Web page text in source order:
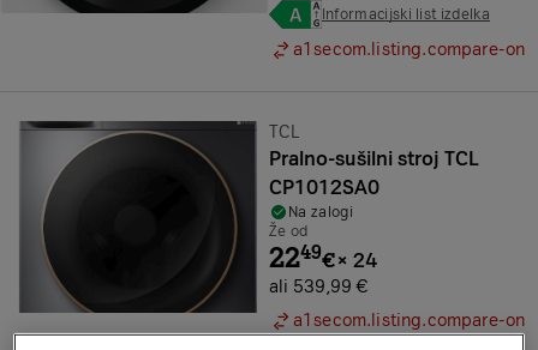
Informacijski list izdelka
a1secom.listing.compare-on
Znamka:
TCL
Pralno-sušilni stroj TCL
CP1012SA0
Na zalogi
Že od
2249€× 24
ali 539,99 €
a1secom.listing.compare-on